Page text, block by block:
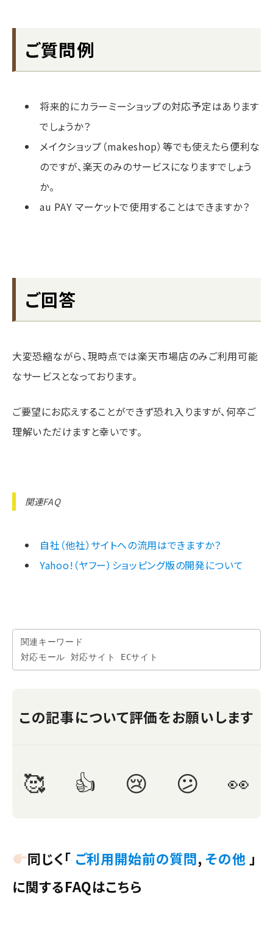
ご質問例
将来的にカラーミーショップの対応予定はあります
でしょうか？
メイクショップ（makeshop）等でも使えたら便利な
のですが、楽天のみのサービスになりますでしょう
か。
au PAY マーケットで使用することはできますか？
ご回答
大変恐縮ながら、現時点では楽天市場店のみご利用可能
なサービスとなっております。
ご要望にお応えすることができず恐れ入りますが、何卒ご
理解いただけますと幸いです。
関連FAQ
自社（他社）サイトへの流用はできますか？
Yahoo!（ヤフー）ショッピング版の開発について
関連キーワード
対応モール 対応サイト ECサイト
同じく「 ご利用開始前の質問,その他 」
に関するFAQはこちら